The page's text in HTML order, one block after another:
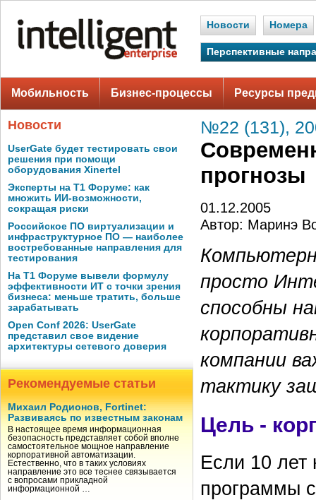
Новости Номера
Перспективные
Мобильность Бизнес-процессы Ресурсы
Новости
UserGate будет тестировать свои
решения при помощи
оборудования Xinertel
Эксперты на Т1 Форуме: как
множить ИИ-возможности,
сокращая риски
Российское ПО виртуализации и
инфраструктурное ПО — наиболее
востребованные направления для
тестирования
На Т1 Форуме вывели формулу
эффективности ИТ с точки зрения
бизнеса: меньше тратить, больше
зарабатывать
Open Conf 2026: UserGate
представил свое видение
архитектуры сетевого доверия
Рекомендуемые статьи
Михаил Родионов, Fortinet:
Развиваясь по известным законам
В настоящее время информационная
безопасность представляет собой вполне
самостоятельное мощное направление
корпоративной автоматизации.
Естественно, что в таких условиях
направление это все теснее связывается
с вопросами прикладной
информационной …
№22 (131),
прогнозы
01.12.2005
Автор: Маринэ
просто
способны
компании
тактику
Цель -
Если 10 лет
программы